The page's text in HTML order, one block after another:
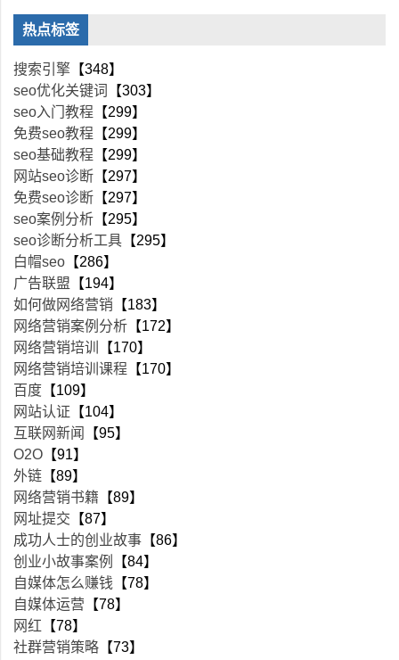
热点标签
搜索引擎 【348】
seo优化关键词
【303】
seo入门教程 【299】
免费seo教程 【299】
seo基础教程 【299】
网站seo诊断 【297】
免费seo诊断 【297】
seo案例分析 【295】
seo诊断分析工具 【295】
白帽seo 【286】
广告联盟 【194】
如何做网络营销 【183】
网络营销案例分析 【172】
网络营销培训
【170】
网络营销培训课程 【170】
百度 【109】
网站认证 【104】
互联网新闻
【95】
O2O 【91】
外链 【89】
网络营销书籍 【89】
网址提交 【87】
成功人士的创业故事 【86】
创业小故事案例
【84】
自媒体怎么赚钱 【78】
自媒体运营 【78】
网红 【78】
社群营销策略 【73】